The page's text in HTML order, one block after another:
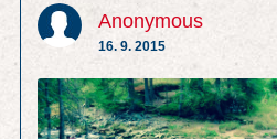
Anonymous
16. 9. 2015